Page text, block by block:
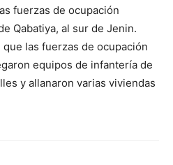
fuerzas de ocupación
Qabatiya, al sur de Jenin.
las fuerzas de ocupación
equipos de infantería de
y allanaron varias viviendas